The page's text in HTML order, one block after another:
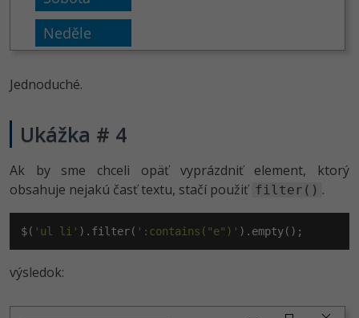
Jednoduché.
Ukážka # 4
Ak by sme chceli opäť vyprázdniť element, ktorý
obsahuje nejakú časť textu, stačí použiť filter() .
$( 'ul li' ).filter( ':contains("e")' ).empty();
výsledok: